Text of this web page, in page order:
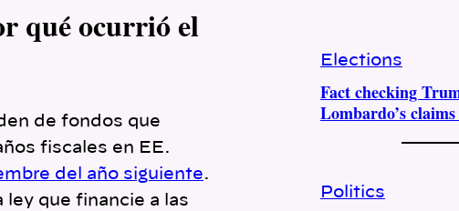
qué ocurrió el
de fondos que
fiscales en EE.
del año siguiente.
ley que financie a las
Elections
Fact checking
Lombardo’s
Politics